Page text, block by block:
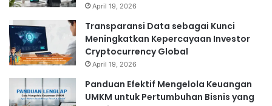
April 19, 2026
Transparansi Data sebagai Kunci
Meningkatkan Kepercayaan Investor
Cryptocurrency Global
April 19, 2026
Panduan Efektif Mengelola Keuangan
UMKM untuk Pertumbuhan Bisnis yang